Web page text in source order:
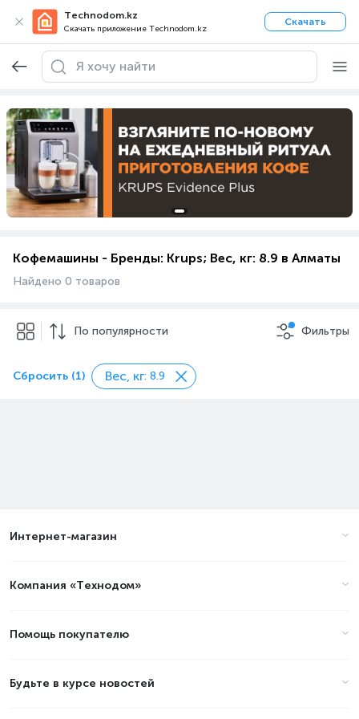
Technodom.kz
Скачать приложение Technodom.kz
Скачать
Кофемашины - Бренды: Krups; Вес, кг: 8.9 в Алматы
Найдено 0 товаров
По популярности Фильтры
Сбросить (1) Вес, кг: 8.9
Интернет-магазин
Компания «Технодом»
Помощь покупателю
Будьте в курсе новостей